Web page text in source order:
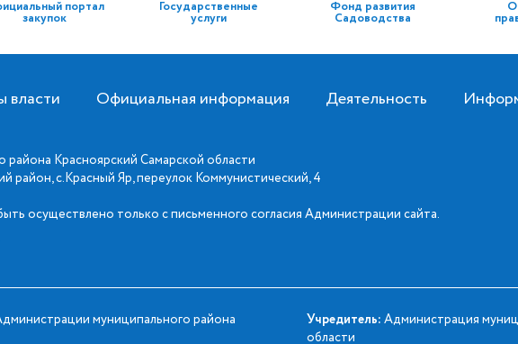
портал
закупок
Государственные
услуги
Фонд развития
Садоводства
власти Официальная информация Деятельность
Красноярский Самарской области
район, с.Красный Яр, переулок Коммунистический, 4
осуществлено только с письменного согласия Администрации сайта.
муниципального района
Учредитель: Администрация
области